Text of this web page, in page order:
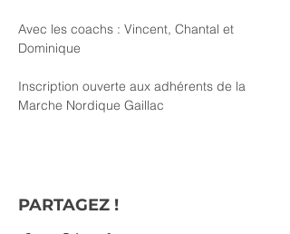
Avec les coachs : Vincent, Chantal et
Dominique
Inscription ouverte aux adhérents de la
Marche Nordique Gaillac
PARTAGEZ !